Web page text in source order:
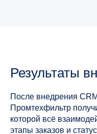
Результаты
После внедрения
Промтехфильтр
которой всё
этапы заказов и
к
Оставьте заявку
с нами любым